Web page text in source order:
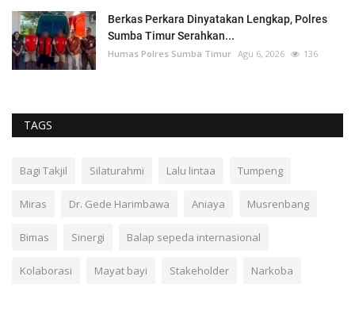
Berkas Perkara Dinyatakan Lengkap, Polres
Sumba Timur Serahkan...
Humas Polres Sumba Timur Agu 6, 2026 136
TAGS
Bagi Takjil Silaturahmi Lalu lintaa Tumpeng
Miras Dr. Gede Harimbawa Aniaya Musrenbang
Bimas Sinergi Balap sepeda internasional
Kolaborasi Mayat bayi Stakeholder Narkoba